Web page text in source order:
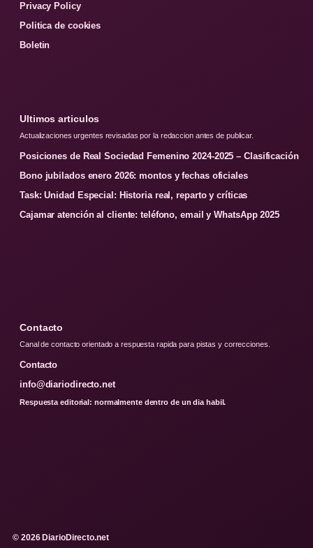
Privacy Policy
Politica de cookies
Boletin
Ultimos articulos
Actualizaciones urgentes revisadas por la redaccion antes de publicar.
Posiciones de Real Sociedad Femenino 2024-2025 – Clasificación
Bono jubilados enero 2026: montos y fechas oficiales
Task: Unidad Especial: Historia real, reparto y críticas
Cajamar atención al cliente: teléfono, email y WhatsApp 2025
Contacto
Canal de contacto orientado a respuesta rapida para pistas y correcciones.
Contacto
info@diariodirecto.net
Respuesta editorial: normalmente dentro de un dia habil.
© 2026 DiarioDirecto.net